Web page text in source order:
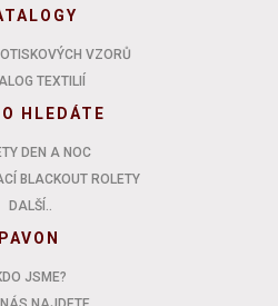
VZORŮ
TEXTILIÍ
HLEDÁTE
DEN A NOC
BLACKOUT ROLETY
DALŠÍ..
PAVON
JSME?